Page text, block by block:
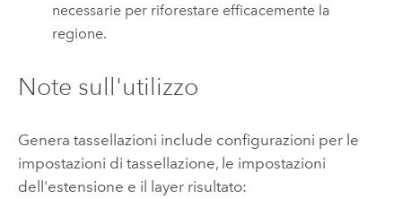
necessarie per riforestare efficacemente la
regione.
Note sull'utilizzo
Genera tassellazioni include configurazioni per le
impostazioni di tassellazione, le impostazioni
dell'estensione e il layer risultato: